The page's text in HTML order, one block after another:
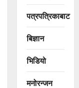
पत्रपत्रिकाबाट
बिज्ञान
भिडियो
मनोरन्जन